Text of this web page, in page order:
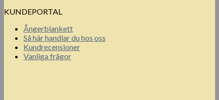
KUNDEPORTAL
Ångerblankett
Så här handlar du hos oss
Kundrecensioner
Vanliga frågor